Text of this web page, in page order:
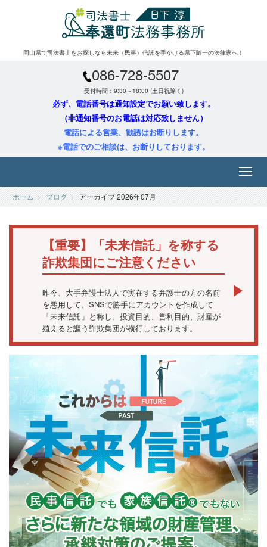
岡山県で司法書士をお探しなら未来（民事）信託を手がける県下随一の法律家へ！
086-728-5507
受付時間：9:30～18:00 (土日祝除く)
必ず、電話番号は通知設定でお願い致します。
（非通知番号のお電話は対応致しません）
電話による営業、勧誘はお断りします。
※電話でのご相談は、お断りしております。
ホーム ブログ アーカイブ 2026年07月
【重要】「未来信託」を称する
詐欺集団にご注意ください
昨今、大手弁護士法人で実在する弁護士の方の名前
を悪用して、SNSで勝手にアカウントを作成して
「未来信託」と称し、投資目的、営利目的、財産が
殖えると謳う詐欺集団が横行しております。